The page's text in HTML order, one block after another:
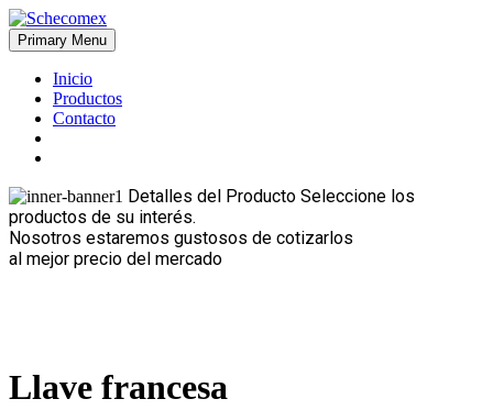
Skip
to
content
Schecomex
Herramientas, materiales y acabados para la construcción
Primary Menu
Inicio
Productos
Contacto
Detalles del Producto Seleccione los
productos de su interés.
Nosotros estaremos gustosos de cotizarlos
al mejor precio del mercado
Llave francesa